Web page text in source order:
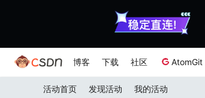
博客 下载 社区 AtomGit
活动首页 发现活动 我的活动